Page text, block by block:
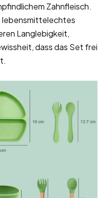
Zahnfleisch.
lebensmittelechtes
Langlebigkeit,
dass das Set frei